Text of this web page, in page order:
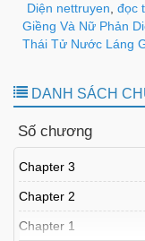
Diện nettruyen đọc
Giềng Và Nữ Phản
Thái Tử Nước Láng
DANH SÁCH
Số chương
Chapter 3
Chapter 2
Chapter 1